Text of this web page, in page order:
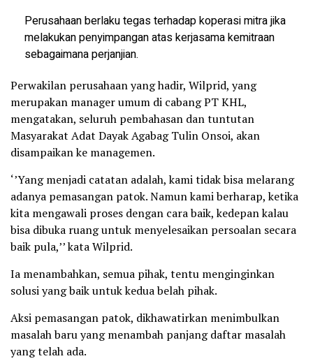
Perusahaan berlaku tegas terhadap koperasi mitra jika
melakukan penyimpangan atas kerjasama kemitraan
sebagaimana perjanjian.
Perwakilan perusahaan yang hadir, Wilprid, yang
merupakan manager umum di cabang PT KHL,
mengatakan, seluruh pembahasan dan tuntutan
Masyarakat Adat Dayak Agabag Tulin Onsoi, akan
disampaikan ke managemen.
‘’Yang menjadi catatan adalah, kami tidak bisa melarang
adanya pemasangan patok. Namun kami berharap, ketika
kita mengawali proses dengan cara baik, kedepan kalau
bisa dibuka ruang untuk menyelesaikan persoalan secara
baik pula,’’ kata Wilprid.
Ia menambahkan, semua pihak, tentu menginginkan
solusi yang baik untuk kedua belah pihak.
Aksi pemasangan patok, dikhawatirkan menimbulkan
masalah baru yang menambah panjang daftar masalah
yang telah ada.